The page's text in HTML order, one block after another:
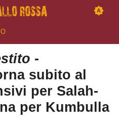
-
subito al
per Salah-
per Kumbulla